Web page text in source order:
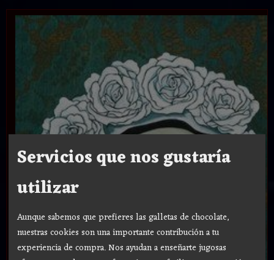
Servicios que nos gustaría
utilizar
Aunque sabemos que prefieres las galletas de chocolate,
nuestras cookies son una importante contribución a tu
experiencia de compra. Nos ayudan a enseñarte jugosas